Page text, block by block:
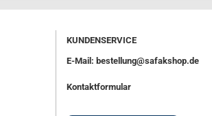
KUNDENSERVICE
E-Mail: bestellung@safakshop.de
Kontaktformular